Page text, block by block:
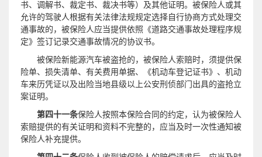
书、调解书、裁定书、裁决书等）及其他证明。被保险人或其
允许的驾驶人根据有关法律法规规定选择自行协商方式处理交
通事故的，被保险人应当提供依照《道路交通事故处理程序规
定》签订记录交通事故情况的协议书。
被保险新能源汽车被盗抢的，被保险人索赔时，须提供保
险单、损失清单、有关费用单据、《机动车登记证书》、机动
车来历凭证以及出险当地县级以上公安刑侦部门出具的盗抢立
案证明。
第四十一条保险人按照本保险合同的约定，认为被保险人
索赔提供的有关证明和资料不完整的，应当及时一次性通知被
保险人补充提供。